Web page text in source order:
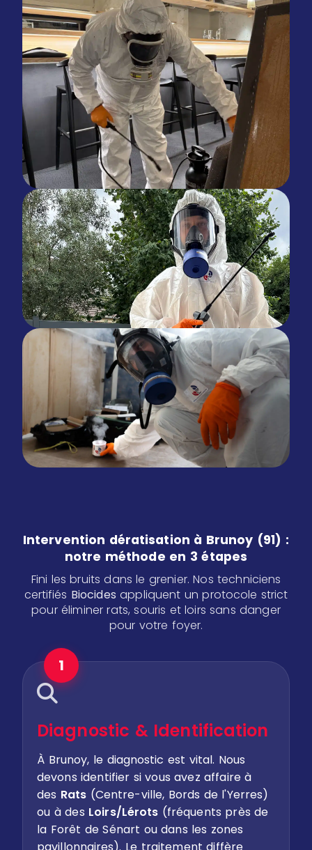
Intervention dératisation à Brunoy (91) :
notre méthode en 3 étapes
Fini les bruits dans le grenier. Nos techniciens
certifiés Biocides appliquent un protocole strict
pour éliminer rats, souris et loirs sans danger
pour votre foyer.
1
Diagnostic & Identification
À Brunoy, le diagnostic est vital. Nous
devons identifier si vous avez affaire à
des Rats (Centre-ville, Bords de l'Yerres)
ou à des Loirs/Lérots (fréquents près de
la Forêt de Sénart ou dans les zones
pavillonnaires). Le traitement diffère